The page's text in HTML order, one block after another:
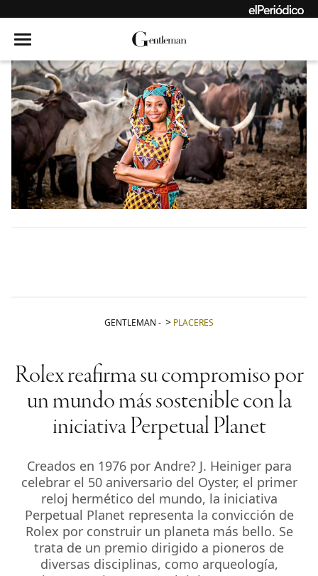
GENTLEMAN - PLACERES
Rolex reafirma su compromiso por
un mundo más sostenible con la
iniciativa Perpetual Planet
Creados en 1976 por Andre? J. Heiniger para
celebrar el 50 aniversario del Oyster, el primer
reloj hermético del mundo, la iniciativa
Perpetual Planet representa la convicción de
Rolex por construir un planeta más bello. Se
trata de un premio dirigido a pioneros de
diversas disciplinas, como arqueología,